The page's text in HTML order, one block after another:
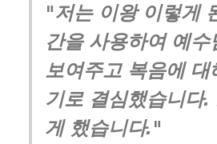
"저는 이왕 이렇게
간을 사용하여 예수
보여주고 복음에 대
기로 결심했습니다.
게 했습니다."